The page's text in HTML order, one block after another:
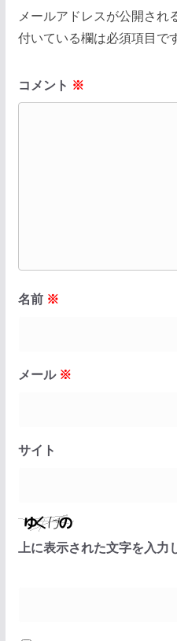
メールアドレスが公開され
付いている欄は必須項目で
コメント ※
名前 ※
メール ※
サイト
上に表示された文字を入力